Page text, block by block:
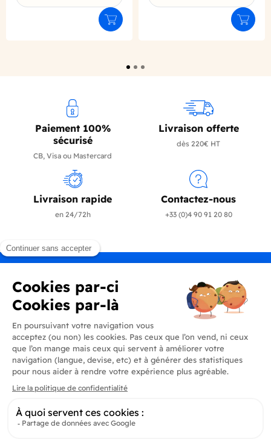
Ajouter au panier
Paiement 100%
sécurisé
CB, Visa ou Mastercard
Livraison offerte
dès 220€ HT
Livraison rapide
en 24/72h
Contactez-nous
+33 (0)4 90 91 20 80
Produits